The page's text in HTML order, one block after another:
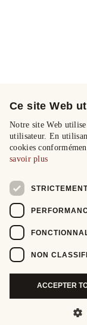
Ce site Web
Notre site Web
utilisateur. En
cookies
savoir plus
NON
ACCEPTER